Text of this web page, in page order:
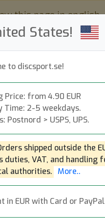
States!
to discsport.se!
Price: from 4.90 EUR
Time: 2-5 weekdays.
Postnord > USPS, UPS.
shipped outside the
duties, VAT, and handling
authorities. More..
in EUR with Card or
this page in
Kampanjer
Fri frakt över 149